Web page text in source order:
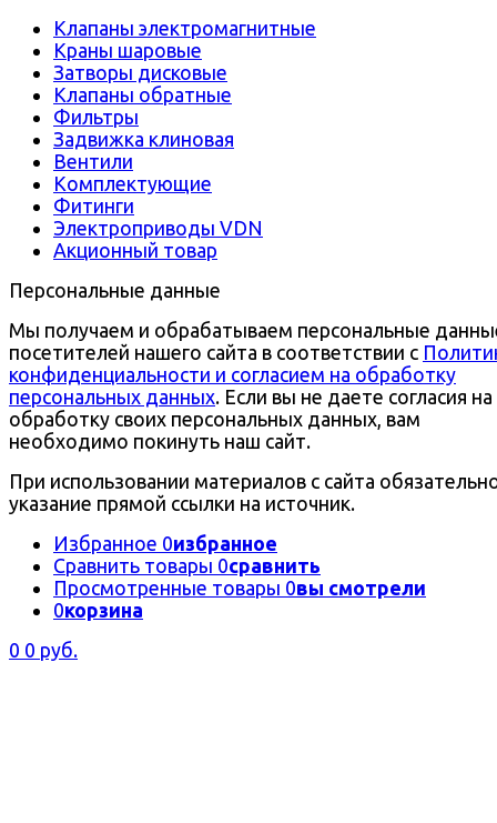
Клапаны электромагнитные
Краны шаровые
Затворы дисковые
Клапаны обратные
Фильтры
Задвижка клиновая
Вентили
Комплектующие
Фитинги
Электроприводы VDN
Акционный товар
Персональные данные
Мы получаем и обрабатываем персональные
посетителей нашего сайта в соответствии с
конфиденциальности и согласием на обработку
персональных данных. Если вы не даете согласия на
обработку своих персональных данных, вам
необходимо покинуть наш сайт.
При использовании материалов с сайта
указание прямой ссылки на источник.
Избранное 0избранное
Сравнить товары 0сравнить
Просмотренные товары 0вы смотрели
0корзина
0 0 руб.